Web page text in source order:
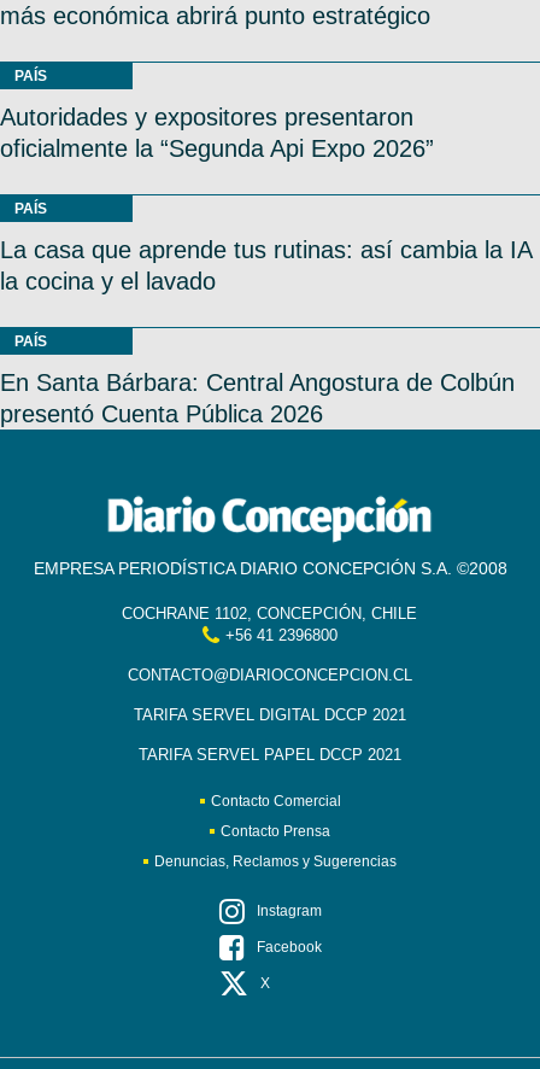
más económica abrirá punto estratégico
PAÍS
Autoridades y expositores presentaron
oficialmente la “Segunda Api Expo 2026”
PAÍS
La casa que aprende tus rutinas: así cambia la IA
la cocina y el lavado
PAÍS
En Santa Bárbara: Central Angostura de Colbún
presentó Cuenta Pública 2026
EMPRESA PERIODÍSTICA DIARIO CONCEPCIÓN S.A. ©2008
COCHRANE 1102, CONCEPCIÓN, CHILE
+56 41 2396800
CONTACTO@DIARIOCONCEPCION.CL
TARIFA SERVEL DIGITAL DCCP 2021
TARIFA SERVEL PAPEL DCCP 2021
Contacto Comercial
Contacto Prensa
Denuncias, Reclamos y Sugerencias
Instagram
Facebook
X